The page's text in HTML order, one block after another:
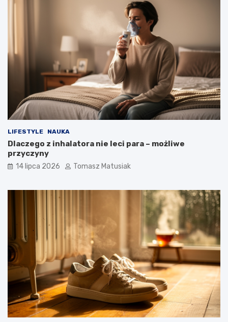
LIFESTYLE NAUKA
Dlaczego z inhalatora nie leci para – możliwe
przyczyny
14 lipca 2026 Tomasz Matusiak